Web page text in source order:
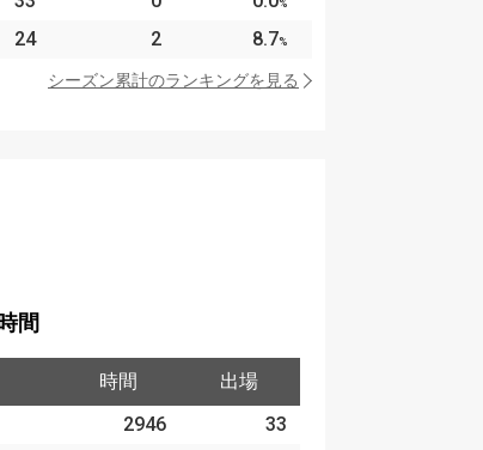
%
24 2 8.7%
シーズン累計のランキングを見る
間
時間 出場
2946 33